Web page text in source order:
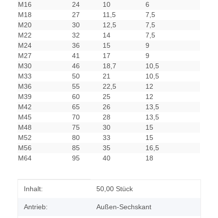
M16
24 10
6
M18
27 11,5
7,5
M20
30 12,5
7,5
M22
32 14
7,5
M24
36 15
9
M27
41 17
9
M30
46 18,7
10,5
M33
50 21
10,5
M36
55 22,5
12
M39
60 25
12
M42
65 26
13,5
M45
70 28
13,5
M48
75 30
15
M52
80 33
15
M56
85 35
16,5
M64
95 40 18
Produkteigenschaft
Wert
Inhalt: 50,00 Stück
Antrieb: Außen-Sechskant